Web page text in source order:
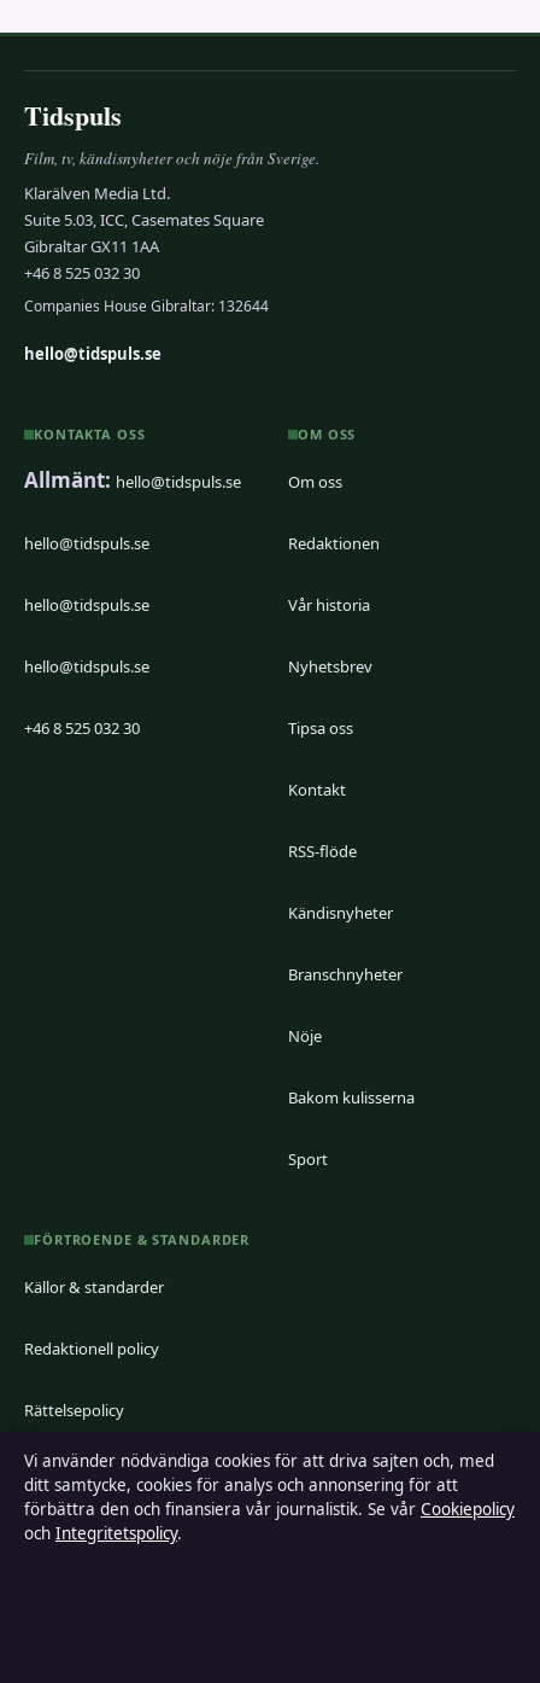
Tidspuls
Film, tv, kändisnyheter och nöje från Sverige.
Klarälven Media Ltd.
Suite 5.03, ICC, Casemates Square
Gibraltar GX11 1AA
+46 8 525 032 30
Companies House Gibraltar: 132644
hello@tidspuls.se
KONTAKTA OSS
Allmänt: hello@tidspuls.se
hello@tidspuls.se
hello@tidspuls.se
hello@tidspuls.se
+46 8 525 032 30
OM OSS
Om oss
Redaktionen
Vår historia
Nyhetsbrev
Tipsa oss
Kontakt
RSS-flöde
Kändisnyheter
Branschnyheter
Nöje
Bakom kulisserna
Sport
FÖRTROENDE & STANDARDER
Källor & standarder
Redaktionell policy
Rättelsepolicy
Faktagranskningspolicy
Ägande & finansiering
Vi använder nödvändiga cookies för att driva sajten och, med
ditt samtycke, cookies för analys och annonsering för att
förbättra den och finansiera vår journalistik. Se vår Cookiepolicy
och Integritetspolicy.